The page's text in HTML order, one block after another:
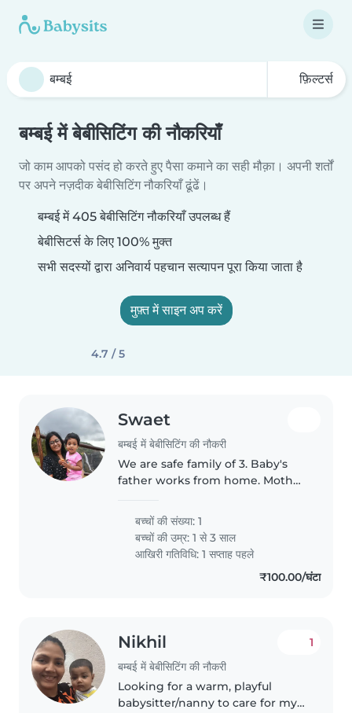
फ़िल्टर्स
बम्बई में बेबीसिटिंग की नौकरियाँ
जो काम आपको पसंद हो करते हुए पैसा कमाने का सही मौक़ा। अपनी शर्तों
पर अपने नज़दीक बेबीसिटिंग नौकरियाँ ढूंढें।
बम्बई में 405 बेबीसिटिंग नौकरियाँ उपलब्ध हैं
बेबीसिटर्स के लिए 100% मुक्त
सभी सदस्यों द्वारा अनिवार्य पहचान सत्यापन पूरा किया जाता है
मुफ़्त में साइन अप करें
4.7 / 5
Swaet
बम्बई में बेबीसिटिंग की नौकरी
We are safe family of 3. Baby's
father works from home. Mother
बच्चों की संख्या: 1
बच्चों की उम्र:1 से 3 साल
आखिरी गतिविधि: 1 सप्ताह पहले
₹100.00/घंटा
Nikhil
बम्बई में बेबीसिटिंग की नौकरी
1
Looking for a warm, playful
babysitter/nanny to care for my